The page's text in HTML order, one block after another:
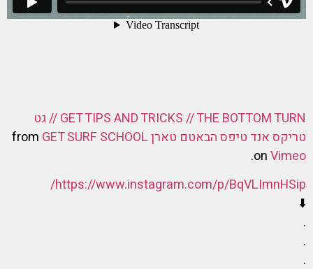
GET TIPS AND TRICKS // THE BOTTOM TURN // גט
טריקס אנד טיפס הבאטם טארןGET SURF SCHOOL
onVimeo
.
https://www.instagram.com/p/BqVLImnHSip/
⬇️
.
.
.